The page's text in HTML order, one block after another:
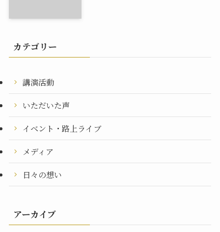
カテゴリー
講演活動
いただいた声
イベント・路上ライブ
メディア
日々の想い
アーカイブ